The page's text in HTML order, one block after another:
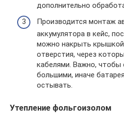
дополнительно
Производится монтаж
аккумулятора в кейс,
можно накрыть
отверстия, через
кабелями. Важно,
большими, иначе
остывать.
Утепление фольгоизолом